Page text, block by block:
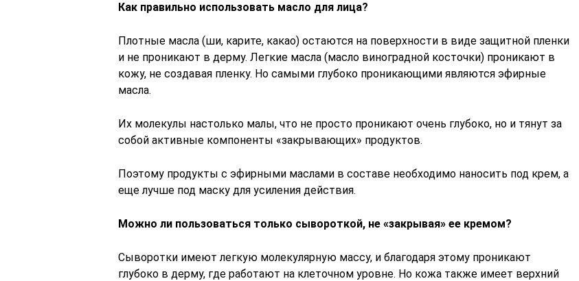
Как правильно использовать масло для лица?
Плотные масла (ши, карите, какао) остаются на поверхности в виде защитной пленки
и не проникают в дерму. Легкие масла (масло виноградной косточки) проникают в
кожу, не создавая пленку. Но самыми глубоко проникающими являются эфирные
масла.
Их молекулы настолько малы, что не просто проникают очень глубоко, но и тянут за
собой активные компоненты «закрывающих» продуктов.
Поэтому продукты с эфирными маслами в составе необходимо наносить под крем, а
еще лучше под маску для усиления действия.
Можно ли пользоваться только сывороткой, не «закрывая» ее кремом?
Сыворотки имеют легкую молекулярную массу, и благодаря этому проникают
глубоко в дерму, где работают на клеточном уровне. Но кожа также имеет верхний